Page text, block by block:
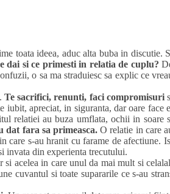
toata ideea, aduc alta buba in discutie.
dai si ce primesti in relatia de cuplu?
o sa ma straduiesc sa explic ce
Te sacrifici, renunti, faci compromisuri
iubit, apreciat, in siguranta, dar oare face
relatiei au buza umflata, ochii in soare
dat fara sa primeasca.O relatie in care
care s-au hranit cu farame de afectiune.
invata din experienta trecutului.
acelea in care unul da mai mult si
cuvantul si toate supararile ce s-au